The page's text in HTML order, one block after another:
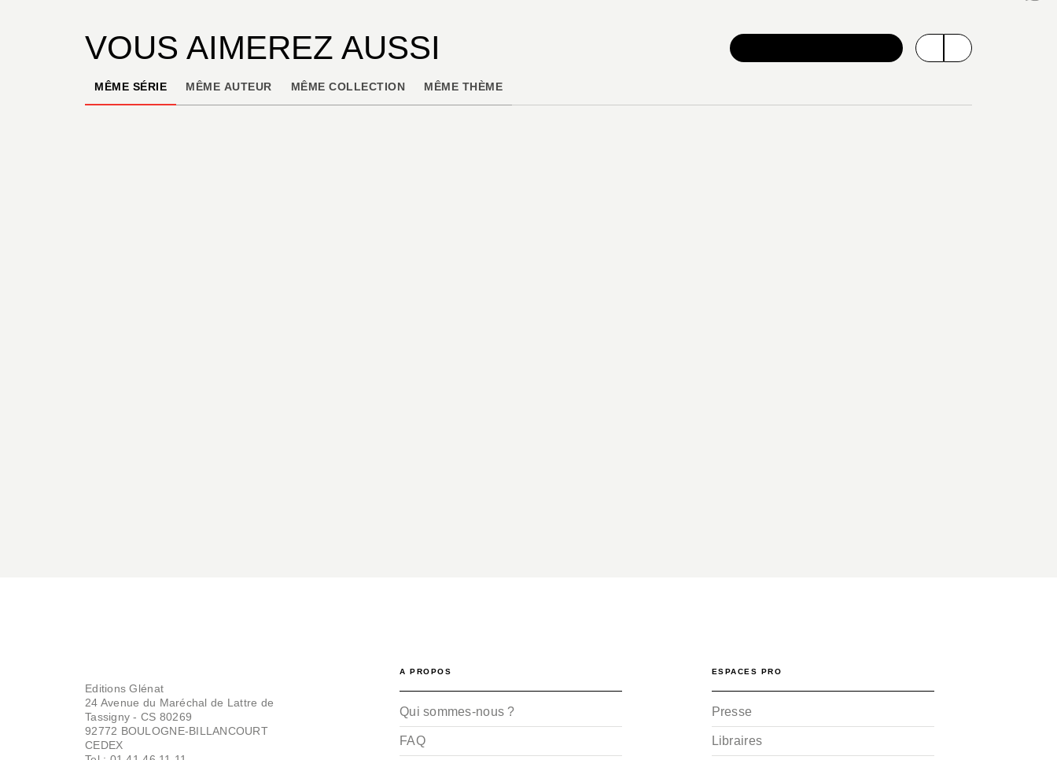
VOUS AIMEREZ AUSSI
MÊME SÉRIE MÊME AUTEUR MÊME COLLECTION MÊME THÈME
Editions Glénat
24 Avenue du Maréchal de Lattre de
Tassigny - CS 80269
92772 BOULOGNE-BILLANCOURT
CEDEX
A PROPOS
Qui sommes-nous ?
FAQ
ESPACES PRO
Presse
Libraires